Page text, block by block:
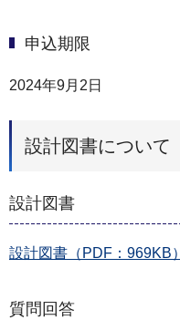
申込期限
2024年9月2日
設計図書について
設計図書
設計図書（PDF：969KB）
質問回答